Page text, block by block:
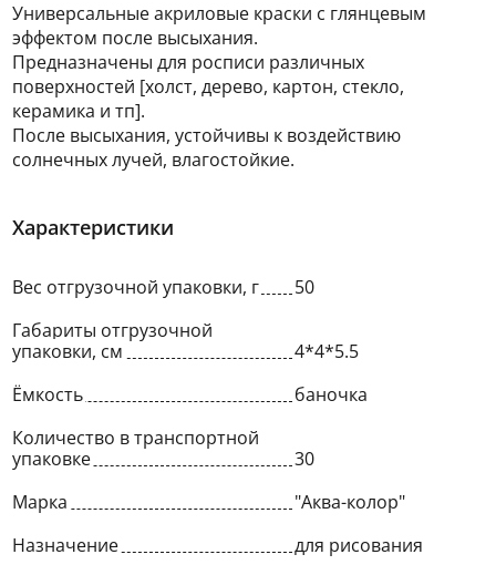
Универсальные акриловые краски с глянцевым
эффектом после высыхания.
Предназначены для росписи различных
поверхностей [холст, дерево, картон, стекло,
керамика и тп].
После высыхания, устойчивы к воздействию
солнечных лучей, влагостойкие.
Характеристики
Вес отгрузочной упаковки, г
50
Габариты отгрузочной
упаковки, см
4*4*5.5
Ёмкость
баночка
Количество в транспортной
упаковке
30
Марка
"Аква-колор"
Назначение
для рисования